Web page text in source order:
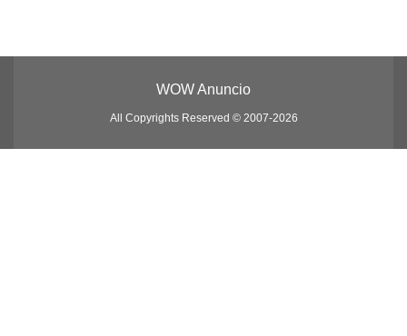
WOW Anuncio
All Copyrights Reserved © 2007-2026